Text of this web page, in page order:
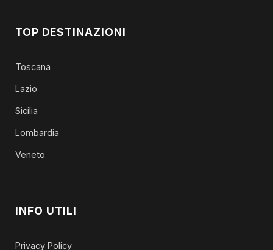
TOP DESTINAZIONI
Toscana
Lazio
Sicilia
Lombardia
Veneto
INFO UTILI
Privacy Policy